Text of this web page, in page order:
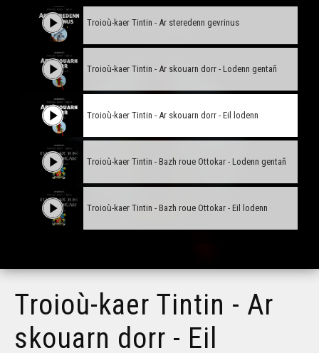
Troioù-kaer Tintin - Ar steredenn gevrinus
Troioù-kaer Tintin - Ar skouarn dorr - Lodenn gentañ
Troioù-kaer Tintin - Ar skouarn dorr - Eil lodenn
Troioù-kaer Tintin - Bazh roue Ottokar - Lodenn gentañ
Troioù-kaer Tintin - Bazh roue Ottokar - Eil lodenn
Troioù-kaer Tintin - Ar
skouarn dorr - Eil